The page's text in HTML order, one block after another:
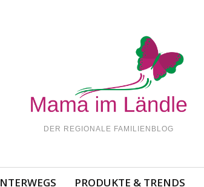
DER REGIONALE FAMILIENBLOG
PRODUKTE & TRENDS